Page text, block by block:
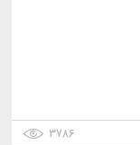
۳۷۸۶